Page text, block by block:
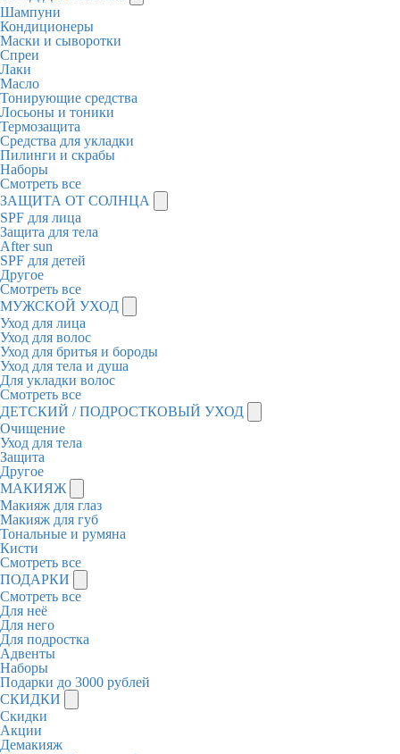
Шампуни
Кондиционеры
Маски и сыворотки
Спреи
Лаки
Масло
Тонирующие средства
Лосьоны и тоники
Термозащита
Средства для укладки
Пилинги и скрабы
Наборы
Смотреть все
ЗАЩИТА ОТ СОЛНЦА
SPF для лица
Защита для тела
After sun
SPF для детей
Другое
Смотреть все
МУЖСКОЙ УХОД
Уход для лица
Уход для волос
Уход для бритья и бороды
Уход для тела и душа
Для укладки волос
Смотреть все
ДЕТСКИЙ / ПОДРОСТКОВЫЙ УХОД
Очищение
Уход для тела
Защита
Другое
МАКИЯЖ
Макияж для глаз
Макияж для губ
Тональные и румяна
Кисти
Смотреть все
ПОДАРКИ
Смотреть все
Для неё
Для него
Для подростка
Адвенты
Наборы
Подарки до 3000 рублей
СКИДКИ
Скидки
Акции
Демакияж